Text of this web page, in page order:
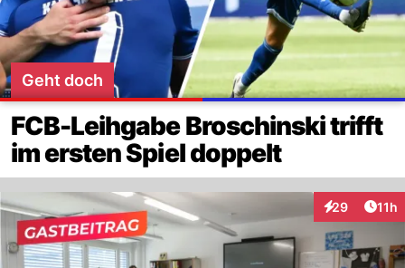
Geht doch
FCB-Leihgabe Broschinski trifft
im ersten Spiel doppelt
29
Interaktionen
11h